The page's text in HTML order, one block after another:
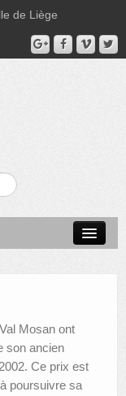
de Liège
Mosan ont
son ancien
Ce prix est
poursuivre sa